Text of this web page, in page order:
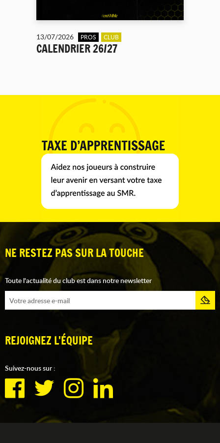
13/07/2026 PROS CLUB
CALENDRIER 26/27
NE RESTEZ PAS SUR LA TOUCHE
Toute l'actualité du club est dans notre newsletter
REJOIGNEZ L'ÉQUIPE
Suivez-nous sur :